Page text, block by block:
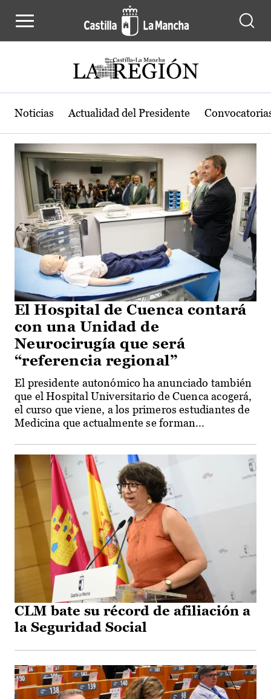
Actualidad de la región de Castilla-
Noticias Actualidad del Presidente
El Hospital de Cuenca contará
con una Unidad de
Neurocirugía que será
“referencia regional”
El presidente autonómico ha anunciado también
que el Hospital Universitario de Cuenca acogerá,
el curso que viene, a los primeros estudiantes de
Medicina que actualmente se forman...
CLM bate su récord de afiliación a
la Seguridad Social